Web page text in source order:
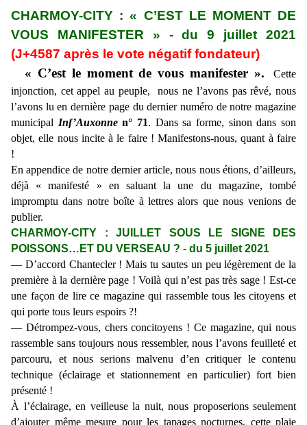
CHARMOY-CITY : « C’EST LE MOMENT DE
VOUS MANIFESTER » - du 9 juillet 2021
(J+4587 après le vote négatif fondateur)
« C’est le moment de vous manifester ».
Cette
injonction, cet appel au peuple, nous ne l’avons pas rêvé, nous
l’avons lu en dernière page du dernier numéro de notre magazine
municipal Inf’Auxonnen° 71. Dans sa forme, sinon dans son
objet, elle nous incite à le faire ! Manifestons-nous, quant à faire
!
En appendice de notre dernier article, nous nous étions, d’ailleurs,
déjà « manifesté » en saluant la une du magazine, tombé
impromptu dans notre boîte à lettres alors que nous venions de
publier.
CHARMOY-CITY : JUILLET SOUS LE SIGNE DES
POISSONS…ET DU VERSEAU ? - du 5 juillet 2021
— D’accord Chantecler ! Mais tu sautes un peu légèrement de la
première à la dernière page ! Voilà qui n’est pas très sage ! Est-ce
une façon de lire ce magazine qui rassemble tous les citoyens et
qui porte tous leurs espoirs ?!
— Détrompez-vous, chers concitoyens ! Ce magazine, qui nous
rassemble sans toujours nous ressembler, nous l’avons feuilleté et
parcouru, et nous serions malvenu d’en critiquer le contenu
technique (éclairage et stationnement en particulier) fort bien
présenté !
À l’éclairage, en veilleuse la nuit, nous proposerions seulement
d’ajouter même mesure pour les tapages nocturnes, cette plaie